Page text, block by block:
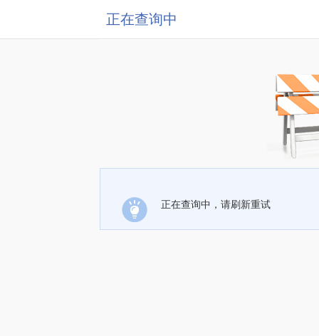
正在查询中
正在查询中，请刷新重试